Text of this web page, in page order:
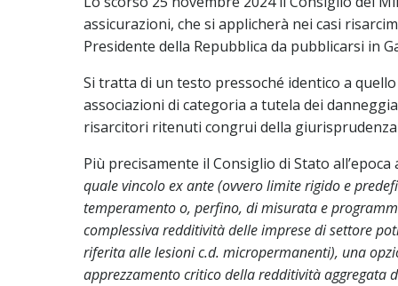
assicurazioni, che si applicherà nei casi
Presidente della Repubblica da pubblicarsi in
Si tratta di un testo pressoché identico a
associazioni di categoria a tutela dei
risarcitori ritenuti congrui della
Più precisamente il Consiglio di Stato all’epoca
quale vincolo ex ante (ovvero limite rigido e
temperamento o, perfino, di misurata e
complessiva redditività delle imprese di settore
riferita alle lesioni c.d. micropermanenti), una
apprezzamento critico della redditività aggregata